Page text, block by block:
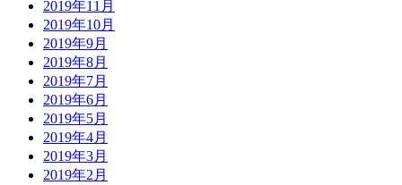
2019年11月
2019年10月
2019年9月
2019年8月
2019年7月
2019年6月
2019年5月
2019年4月
2019年3月
2019年2月